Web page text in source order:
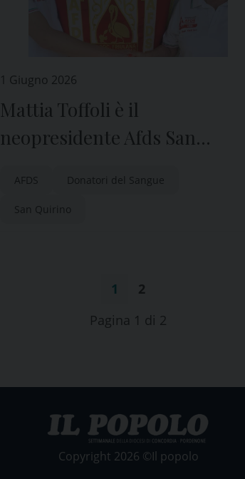
1 Giugno 2026
Mattia Toffoli è il
neopresidente Afds San
AFDS Donatori del Sangue
San Quirino
1
2
Pagina 1 di 2
Copyright 2026 ©Il popolo